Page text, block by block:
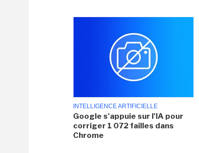
INTELLIGENCE ARTIFICIELLE
Google s'appuie sur l'IA pour
corriger 1 072 failles dans
Chrome